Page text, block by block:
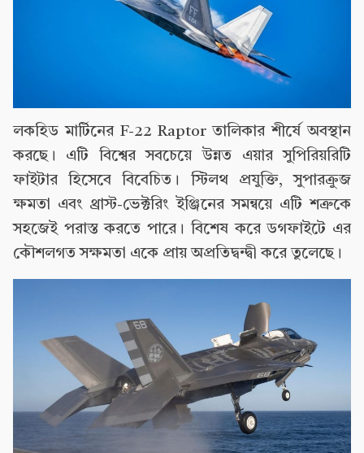
লকহিড মার্টিনের F-22 Raptor তালিকার শীর্ষে অবস্থান
করছে। এটি বিশ্বের সবচেয়ে উন্নত এয়ার সুপিরিয়রিটি
ফাইটার হিসেবে বিবেচিত। স্টিলথ প্রযুক্তি, সুপারক্রুজ
ক্ষমতা এবং থ্রাস্ট-ভেক্টরিং ইঞ্জিনের সমন্বয়ে এটি শত্রুকে
সহজেই পরাস্ত করতে পারে। বিশেষ করে ডগফাইটে এর
কৌশলগত সক্ষমতা একে প্রায় অপ্রতিদ্বন্দ্বী করে তুলেছে।